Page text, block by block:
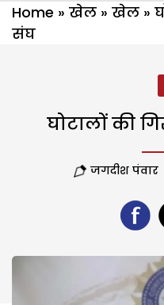
Home » खेल » खेल »
संघ
घोटालों की
जगदीश पंवार